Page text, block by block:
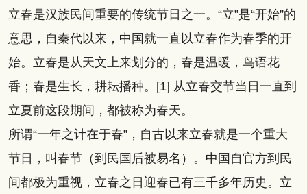
立春是汉族民间重要的传统节日之一。“立”是“开始”的
意思，自秦代以来，中国就一直以立春作为春季的开
始。立春是从天文上来划分的，春是温暖，鸟语花
香；春是生长，耕耘播种。[1] 从立春交节当日一直到
立夏前这段期间，都被称为春天。
所谓“一年之计在于春”，自古以来立春就是一个重大
节日，叫春节（到民国后被易名）。中国自官方到民
间都极为重视，立春之日迎春已有三千多年历史。立